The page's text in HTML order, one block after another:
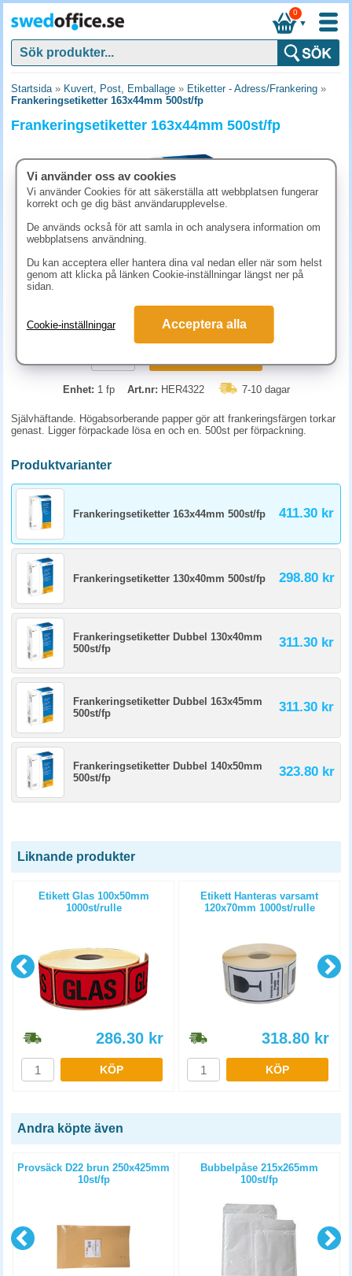
▼
0
Startsida» Kuvert, Post, Emballage » Etiketter - Adress/Frankering »
Frankeringsetiketter 163x44mm 500st/fp
Frankeringsetiketter 163x44mm 500st/fp
411.30 kr (inkl. moms)
Enhet: 1 fp Art.nr: HER4322 7-10 dagar
Självhäftande. Högabsorberande papper gör att frankeringsfärgen torkar
genast. Ligger förpackade lösa en och en. 500st per förpackning.
Produktvarianter
Frankeringsetiketter 163x44mm 500st/fp 411.30 kr
Frankeringsetiketter 130x40mm 500st/fp 298.80 kr
Frankeringsetiketter Dubbel 130x40mm
500st/fp
311.30 kr
Frankeringsetiketter Dubbel 163x45mm
500st/fp
311.30 kr
Frankeringsetiketter Dubbel 140x50mm
500st/fp
323.80 kr
Liknande produkter
Etikett Glas 100x50mm
1000st/rulle
286.30 kr
KÖP
Etikett Hanteras varsamt
120x70mm 1000st/rulle
318.80 kr
KÖP
Andra köpte även
Provsäck D22 brun 250x425mm
10st/fp
Bubbelpåse 215x265mm
100st/fp
Vi använder oss av cookies
Vi använder Cookies för att säkerställa att webbplatsen fungerar
korrekt och ge dig bäst användarupplevelse.
De används också för att samla in och analysera information om
webbplatsens användning.
Du kan acceptera eller hantera dina val nedan eller när som helst
genom att klicka på länken Cookie-inställningar längst ner på
sidan.
Cookie-inställningar Acceptera alla